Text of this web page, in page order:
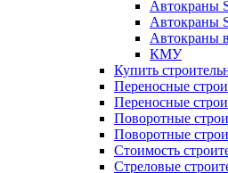
Автокраны
Автокраны
Автокраны
КМУ
Купить
Переносные
Переносные
Поворотные
Поворотные
Стоимость
Стреловые